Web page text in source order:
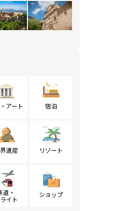
アート 宿泊
遺産 リゾート
道・
イト
ショップ